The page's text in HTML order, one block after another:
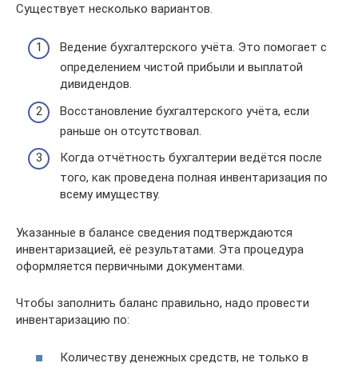
Существует несколько вариантов.
Ведение бухгалтерского учёта. Это помогает с
определением чистой прибыли и выплатой
дивидендов.
Восстановление бухгалтерского учёта, если
раньше он отсутствовал.
Когда отчётность бухгалтерии ведётся после
того, как проведена полная инвентаризация по
всему имуществу.
Указанные в балансе сведения подтверждаются
инвентаризацией, её результатами. Эта процедура
оформляется первичными документами.
Чтобы заполнить баланс правильно, надо провести
инвентаризацию по:
Количеству денежных средств, не только в